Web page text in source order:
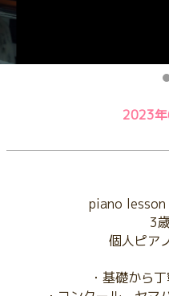
2023年
piano lesson
3
個人ピア
・基礎から